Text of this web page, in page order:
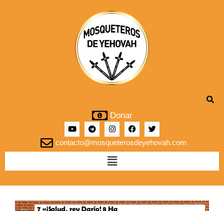
Donar
contacto@mosqueterosdeyehovah.com